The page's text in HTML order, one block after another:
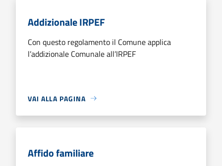
Addizionale IRPEF
Con questo regolamento il Comune applica
l’addizionale Comunale all’IRPEF
VAI ALLA PAGINA
Affido familiare